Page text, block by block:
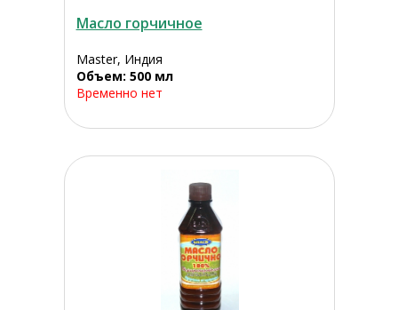
Масло горчичное
Master, Индия
Объем: 500 мл
Временно нет